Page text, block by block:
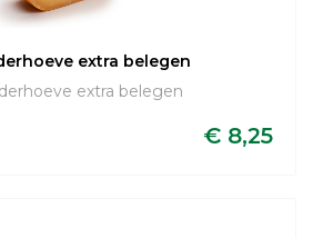
extra belegen
extra belegen
€ 8,25